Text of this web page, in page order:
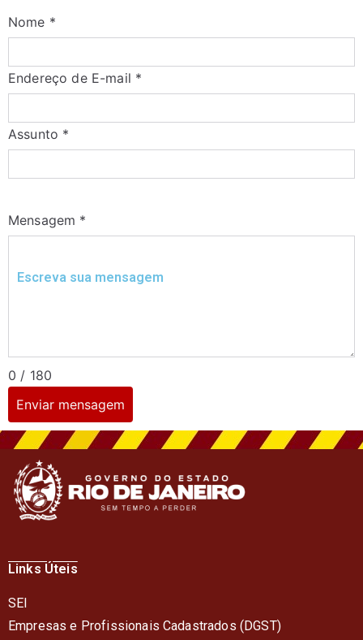
Nome *
Endereço de E-mail *
Assunto *
Mensagem *
0 / 180
Enviar mensagem
Links Úteis
SEI
Empresas e Profissionais Cadastrados (DGST)